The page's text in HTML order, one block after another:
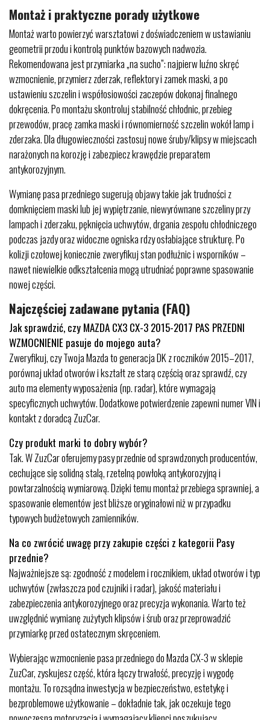
Montaż i praktyczne porady użytkowe
Montaż warto powierzyć warsztatowi z doświadczeniem w ustawianiu
geometrii przodu i kontrolą punktów bazowych nadwozia.
Rekomendowana jest przymiarka „na sucho”: najpierw luźno skręć
wzmocnienie, przymierz zderzak, reflektory i zamek maski, a po
ustawieniu szczelin i współosiowości zaczepów dokonaj finalnego
dokręcenia. Po montażu skontroluj stabilność chłodnic, przebieg
przewodów, pracę zamka maski i równomierność szczelin wokół lamp i
zderzaka. Dla długowieczności zastosuj nowe śruby/klipsy w miejscach
narażonych na korozję i zabezpiecz krawędzie preparatem
antykorozyjnym.
Wymianę pasa przedniego sugerują objawy takie jak trudności z
domknięciem maski lub jej wypiętrzanie, niewyrównane szczeliny przy
lampach i zderzaku, pęknięcia uchwytów, drgania zespołu chłodniczego
podczas jazdy oraz widoczne ogniska rdzy osłabiające strukturę. Po
kolizji czołowej koniecznie zweryfikuj stan podłużnic i wsporników –
nawet niewielkie odkształcenia mogą utrudniać poprawne spasowanie
nowej części.
Najczęściej zadawane pytania (FAQ)
Jak sprawdzić, czy MAZDA CX3 CX-3 2015-2017 PAS PRZEDNI
WZMOCNIENIE pasuje do mojego auta?
Zweryfikuj, czy Twoja Mazda to generacja DK z roczników 2015–2017,
porównaj układ otworów i kształt ze starą częścią oraz sprawdź, czy
auto ma elementy wyposażenia (np. radar), które wymagają
specyficznych uchwytów. Dodatkowe potwierdzenie zapewni numer VIN i
kontakt z doradcą ZuzCar.
Czy produkt marki to dobry wybór?
Tak. W ZuzCar oferujemy pasy przednie od sprawdzonych producentów,
cechujące się solidną stalą, rzetelną powłoką antykorozyjną i
powtarzalnością wymiarową. Dzięki temu montaż przebiega sprawniej, a
spasowanie elementów jest bliższe oryginałowi niż w przypadku
typowych budżetowych zamienników.
Na co zwrócić uwagę przy zakupie części z kategorii Pasy
przednie?
Najważniejsze są: zgodność z modelem i rocznikiem, układ otworów i typ
uchwytów (zwłaszcza pod czujniki i radar), jakość materiału i
zabezpieczenia antykorozyjnego oraz precyzja wykonania. Warto też
uwzględnić wymianę zużytych klipsów i śrub oraz przeprowadzić
przymiarkę przed ostatecznym skręceniem.
Wybierając wzmocnienie pasa przedniego do Mazda CX-3 w sklepie
ZuzCar, zyskujesz część, która łączy trwałość, precyzję i wygodę
montażu. To rozsądna inwestycja w bezpieczeństwo, estetykę i
bezproblemowe użytkowanie – dokładnie tak, jak oczekuje tego